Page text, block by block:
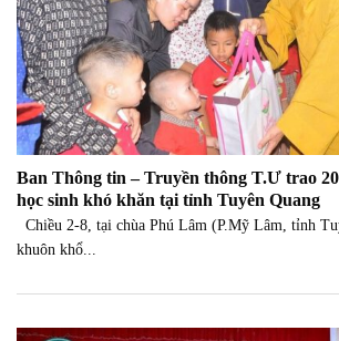
Ban Thông tin – Truyền thông T.Ư trao
học sinh khó khăn tại tỉnh Tuyên Quang
Chiều 2-8, tại chùa Phú Lâm (P.Mỹ Lâm, tỉnh
khuôn khổ...